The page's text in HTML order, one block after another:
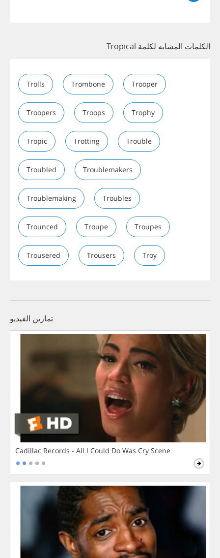
الكلمات المشابه لكلمة Tropical
Trolls Trombone Trooper
Troopers Troops Trophy
Tropic Trotting Trouble
Troubled Troublemakers
Troublemaking Troubles
Trounced Troupe Troupes
Trousered Trousers Troy
تمارين الفيديو
Cadillac Records - All I Could Do Was Cry Scene